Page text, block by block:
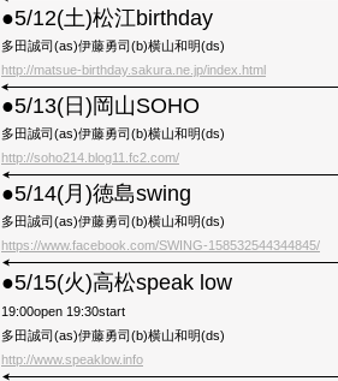
●5/12(土)松江birthday
多田誠司(as)伊藤勇司(b)横山和明(ds)
http://matsue-birthday.sakura.ne.jp/index.html
●5/13(日)岡山SOHO
多田誠司(as)伊藤勇司(b)横山和明(ds)
http://soho214.blog11.fc2.com/
●5/14(月)徳島swing
多田誠司(as)伊藤勇司(b)横山和明(ds)
https://www.facebook.com/SWING-158532544344845/
●5/15(火)高松speak low
19:00open 19:30start
多田誠司(as)伊藤勇司(b)横山和明(ds)
http://www.speaklow.info